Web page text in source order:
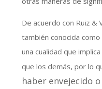
De acuerdo con Ruiz &
también conocida
una cualidad que
que los demás, por lo
haber envejecido